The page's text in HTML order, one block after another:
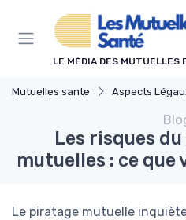
LE MÉDIA DES MUTUELLES
Mutuelles sante Aspects Légaux
Les risques
mutuelles : ce que
Le piratage mutuelle